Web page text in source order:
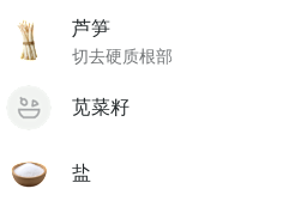
芦笋
切去硬质根部
苋菜籽
盐